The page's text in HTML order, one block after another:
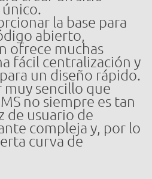
la base para
abierto,
ofrece muchas
fácil centralización y
un diseño rápido.
muy sencillo que
no siempre es tan
de usuario de
compleja y, por lo
curva de